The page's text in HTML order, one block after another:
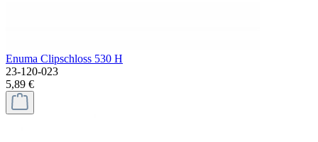
Enuma Clipschloss 530 H
23-120-023
5,89 €